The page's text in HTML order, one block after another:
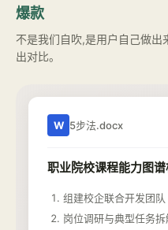
爆款
不是我们自吹,是用户自己做
出对比。
W 5步法.docx
职业院校课程能力图
组建校企联合开发团队
岗位调研与典型任务拆